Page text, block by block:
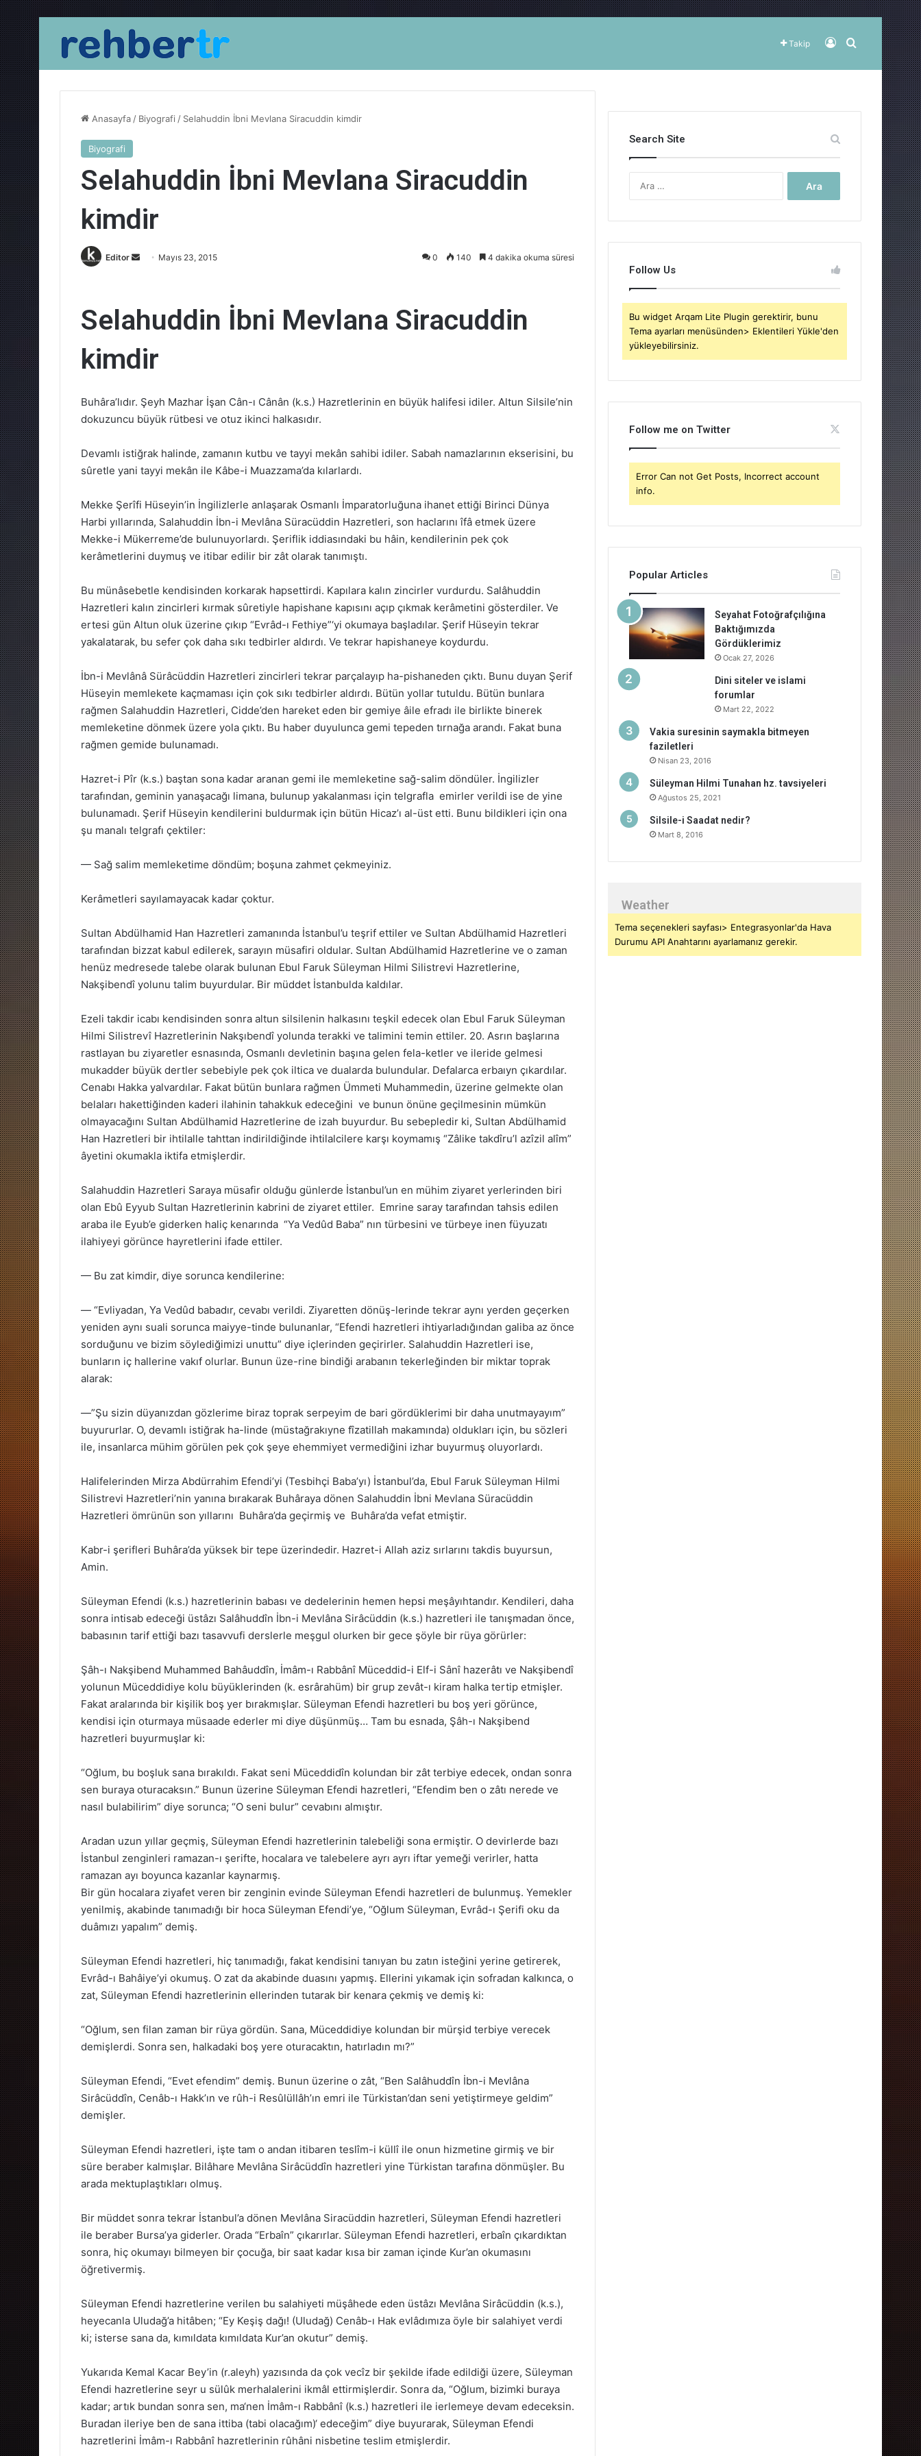
Takip Kayıt OlArama yap
Anasayfa / Biyografi / Selahuddin İbni Mevlana Siracuddin kimdir
Biyografi
Selahuddin İbni Mevlana Siracuddin
kimdir
Editor
Bir
Mayıs 23, 2015 0 140 4 dakika okuma süresi
Selahuddin İbni Mevlana Siracuddin
kimdir
Buhâra’lıdır. Şeyh Mazhar İşan Cân-ı Cânân (k.s.) Hazretlerinin en büyük halifesi idiler. Altun Silsile’nin
dokuzuncu büyük rütbesi ve otuz ikinci halkasıdır.
Devamlı istiğrak halinde, zamanın kutbu ve tayyi mekân sahibi idiler. Sabah namazlarının ekserisini, bu
sûretle yani tayyi mekân ile Kâbe-i Muazzama’da kılarlardı.
Mekke Şerîfi Hüseyin’in İngilizlerle anlaşarak Osmanlı İmparatorluğuna ihanet ettiği Birinci Dünya
Harbi yıllarında, Salahuddin İbn-i Mevlâna Süracüddin Hazretleri, son haclarını îfâ etmek üzere
Mekke-i Mükerreme’de bulunuyorlardı. Şeriflik iddiasındaki bu hâin, kendilerinin pek çok
kerâmetlerini duymuş ve itibar edilir bir zât olarak tanımıştı.
Bu münâsebetle kendisinden korkarak hapsettirdi. Kapılara kalın zincirler vurdurdu. Salâhuddin
Hazretleri kalın zincirleri kırmak sûretiyle hapishane kapısını açıp çıkmak kerâmetini gösterdiler. Ve
ertesi gün Altun oluk üzerine çıkıp “Evrâd-ı Fethiye”‘yi okumaya başladılar. Şerif Hüseyin tekrar
yakalatarak, bu sefer çok daha sıkı tedbirler aldırdı. Ve tekrar hapishaneye koydurdu.
İbn-i Mevlânâ Sürâcüddin Hazretleri zincirleri tekrar parçalayıp ha-pishaneden çıktı. Bunu duyan Şerif
Hüseyin memlekete kaçmaması için çok sıkı tedbirler aldırdı. Bütün yollar tutuldu. Bütün bunlara
rağmen Salahuddin Hazretleri, Cidde’den hareket eden bir gemiye âile efradı ile birlikte binerek
memleketine dönmek üzere yola çıktı. Bu haber duyulunca gemi tepeden tırnağa arandı. Fakat buna
rağmen gemide bulunamadı.
Hazret-i Pîr (k.s.) baştan sona kadar aranan gemi ile memleketine sağ-salim döndüler. İngilizler
tarafından, geminin yanaşacağı limana, bulunup yakalanması için telgrafla emirler verildi ise de yine
bulunamadı. Şerif Hüseyin kendilerini buldurmak için bütün Hicaz’ı al-üst etti. Bunu bildikleri için ona
şu manalı telgrafı çektiler:
— Sağ salim memleketime döndüm; boşuna zahmet çekmeyiniz.
Kerâmetleri sayılamayacak kadar çoktur.
Sultan Abdülhamid Han Hazretleri zamanında İstanbul’u teşrif ettiler ve Sultan Abdülhamid Hazretleri
tarafından bizzat kabul edilerek, sarayın müsafiri oldular. Sultan Abdülhamid Hazretlerine ve o zaman
henüz medresede talebe olarak bulunan Ebul Faruk Süleyman Hilmi Silistrevi Hazretlerine,
Nakşibendî yolunu talim buyurdular. Bir müddet İstanbulda kaldılar.
Ezeli takdir icabı kendisinden sonra altun silsilenin halkasını teşkil edecek olan Ebul Faruk Süleyman
Hilmi Silistrevî Hazretlerinin Nakşıbendî yolunda terakki ve talimini temin ettiler. 20. Asrın başlarına
rastlayan bu ziyaretler esnasında, Osmanlı devletinin başına gelen fela-ketler ve ileride gelmesi
mukadder büyük dertler sebebiyle pek çok iltica ve dualarda bulundular. Defalarca erbaıyn çıkardılar.
Cenabı Hakka yalvardılar. Fakat bütün bunlara rağmen Ümmeti Muhammedin, üzerine gelmekte olan
belaları hakettiğinden kaderi ilahinin tahakkuk edeceğini ve bunun önüne geçilmesinin mümkün
olmayacağını Sultan Abdülhamid Hazretlerine de izah buyurdur. Bu sebepledir ki, Sultan Abdülhamid
Han Hazretleri bir ihtilalle tahttan indirildiğinde ihtilalcilere karşı koymamış “Zâlike takdîru’l azîzil alîm”
âyetini okumakla iktifa etmişlerdir.
Salahuddin Hazretleri Saraya müsafir olduğu günlerde İstanbul’un en mühim ziyaret yerlerinden biri
olan Ebû Eyyub Sultan Hazretlerinin kabrini de ziyaret ettiler. Emrine saray tarafından tahsis edilen
araba ile Eyub’e giderken haliç kenarında “Ya Vedûd Baba” nın türbesini ve türbeye inen füyuzatı
ilahiyeyi görünce hayretlerini ifade ettiler.
— Bu zat kimdir, diye sorunca kendilerine:
— “Evliyadan, Ya Vedûd babadır, cevabı verildi. Ziyaretten dönüş-lerinde tekrar aynı yerden geçerken
yeniden aynı suali sorunca maiyye-tinde bulunanlar, “Efendi hazretleri ihtiyarladığından galiba az önce
sorduğunu ve bizim söylediğimizi unuttu” diye içlerinden geçirirler. Salahuddin Hazretleri ise,
bunların iç hallerine vakıf olurlar. Bunun üze-rine bindiği arabanın tekerleğinden bir miktar toprak
alarak:
—”Şu sizin düyanızdan gözlerime biraz toprak serpeyim de bari gördüklerimi bir daha unutmayayım”
buyururlar. O, devamlı istiğrak ha-linde (müstağrakıyne fîzatillah makamında) oldukları için, bu sözleri
ile, insanlarca mühim görülen pek çok şeye ehemmiyet vermediğini izhar buyurmuş oluyorlardı.
Halifelerinden Mirza Abdürrahim Efendi’yi (Tesbihçi Baba’yı) İstanbul’da, Ebul Faruk Süleyman Hilmi
Silistrevi Hazretleri’nin yanına bırakarak Buhâraya dönen Salahuddin İbni Mevlana Süracüddin
Hazretleri ömrünün son yıllarını Buhâra’da geçirmiş ve Buhâra’da vefat etmiştir.
Kabr-i şerifleri Buhâra’da yüksek bir tepe üzerindedir. Hazret-i Allah aziz sırlarını takdis buyursun,
Amin.
Süleyman Efendi (k.s.) hazretlerinin babası ve dedelerinin hemen hepsi meşâyıhtandır. Kendileri, daha
sonra intisab edeceği üstâzı Salâhuddîn İbn-i Mevlâna Sirâcüddin (k.s.) hazretleri ile tanışmadan önce,
babasının tarif ettiği bazı tasavvufi derslerle meşgul olurken bir gece şöyle bir rüya görürler:
Şâh-ı Nakşibend Muhammed Bahâuddîn, İmâm-ı Rabbânî Müceddid-i Elf-i Sânî hazerâtı ve Nakşibendî
yolunun Müceddidiye kolu büyüklerinden (k. esrârahüm) bir grup zevât-ı kiram halka tertip etmişler.
Fakat aralarında bir kişilik boş yer bırakmışlar. Süleyman Efendi hazretleri bu boş yeri görünce,
kendisi için oturmaya müsaade ederler mi diye düşünmüş… Tam bu esnada, Şâh-ı Nakşibend
hazretleri buyurmuşlar ki:
“Oğlum, bu boşluk sana bırakıldı. Fakat seni Müceddidîn kolundan bir zât terbiye edecek, ondan sonra
sen buraya oturacaksın.” Bunun üzerine Süleyman Efendi hazretleri, “Efendim ben o zâtı nerede ve
nasıl bulabilirim” diye sorunca; “O seni bulur” cevabını almıştır.
Aradan uzun yıllar geçmiş, Süleyman Efendi hazretlerinin talebeliği sona ermiştir. O devirlerde bazı
İstanbul zenginleri ramazan-ı şerifte, hocalara ve talebelere ayrı ayrı iftar yemeği verirler, hatta
ramazan ayı boyunca kazanlar kaynarmış.
Bir gün hocalara ziyafet veren bir zenginin evinde Süleyman Efendi hazretleri de bulunmuş. Yemekler
yenilmiş, akabinde tanımadığı bir hoca Süleyman Efendi’ye, “Oğlum Süleyman, Evrâd-ı Şerifi oku da
duâmızı yapalım” demiş.
Süleyman Efendi hazretleri, hiç tanımadığı, fakat kendisini tanıyan bu zatın isteğini yerine getirerek,
Evrâd-ı Bahâiye’yi okumuş. O zat da akabinde duasını yapmış. Ellerini yıkamak için sofradan kalkınca, o
zat, Süleyman Efendi hazretlerinin ellerinden tutarak bir kenara çekmiş ve demiş ki:
“Oğlum, sen filan zaman bir rüya gördün. Sana, Müceddidiye kolundan bir mürşid terbiye verecek
demişlerdi. Sonra sen, halkadaki boş yere oturacaktın, hatırladın mı?”
Süleyman Efendi, “Evet efendim” demiş. Bunun üzerine o zât, “Ben Salâhuddîn İbn-i Mevlâna
Sirâcüddîn, Cenâb-ı Hakk’ın ve rûh-i Resûlüllâh’ın emri ile Türkistan’dan seni yetiştirmeye geldim”
demişler.
Süleyman Efendi hazretleri, işte tam o andan itibaren teslîm-i küllî ile onun hizmetine girmiş ve bir
süre beraber kalmışlar. Bilâhare Mevlâna Sirâcüddîn hazretleri yine Türkistan tarafına dönmüşler. Bu
arada mektuplaştıkları olmuş.
Bir müddet sonra tekrar İstanbul’a dönen Mevlâna Siracüddin hazretleri, Süleyman Efendi hazretleri
ile beraber Bursa’ya giderler. Orada “Erbaîn” çıkarırlar. Süleyman Efendi hazretleri, erbaîn çıkardıktan
sonra, hiç okumayı bilmeyen bir çocuğa, bir saat kadar kısa bir zaman içinde Kur’an okumasını
öğretivermiş.
Süleyman Efendi hazretlerine verilen bu salahiyeti müşâhede eden üstâzı Mevlâna Sirâcüddin (k.s.),
heyecanla Uludağ’a hitâben; “Ey Keşiş dağı! (Uludağ) Cenâb-ı Hak evlâdımıza öyle bir salahiyet verdi
ki; isterse sana da, kımıldata kımıldata Kur’an okutur” demiş.
Yukarıda Kemal Kacar Bey’in (r.aleyh) yazısında da çok vecîz bir şekilde ifade edildiği üzere, Süleyman
Efendi hazretlerine seyr u sülûk merhalalerini ikmâl ettirmişlerdir. Sonra da, “Oğlum, bizimki buraya
kadar; artık bundan sonra sen, ma‘nen İmâm-ı Rabbânî (k.s.) hazretleri ile ierlemeye devam edeceksin.
Buradan ileriye ben de sana ittiba (tabi olacağım)‘ edeceğim” diye buyurarak, Süleyman Efendi
hazretlerini İmâm-ı Rabbânî hazretlerinin rûhâni nisbetine teslim etmişlerdir.
Search Site
Follow Us
Bu widget Arqam Lite Plugin gerektirir, bunu
Tema ayarları menüsünden> Eklentileri Yükle'den
yükleyebilirsiniz.
Follow me on Twitter
Error Can not Get Posts, Incorrect account
info.
Popular Articles
Seyahat Fotoğrafçılığına
Baktığımızda
Gördüklerimiz
Ocak 27, 2026
Dini siteler ve islami
forumlar
Mart 22, 2022
Vakia suresinin saymakla bitmeyen
faziletleri
Nisan 23, 2016
Süleyman Hilmi Tunahan hz. tavsiyeleri
Ağustos 25, 2021
Silsile-i Saadat nedir?
Mart 8, 2016
Weather
Tema seçenekleri sayfası> Entegrasyonlar'da Hava
Durumu API Anahtarını ayarlamanız gerekir.